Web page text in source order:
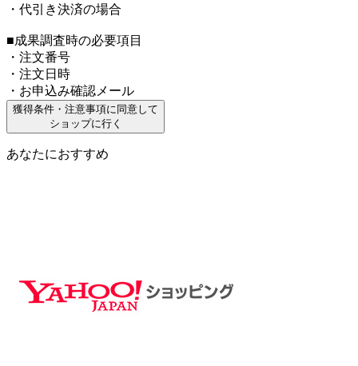
・代引き決済の場合
■成果調査時の必要項目
・注文番号
・注文日時
・お申込み確認メール
獲得条件・注意事項に同意して
ショップに行く
あなたにおすすめ